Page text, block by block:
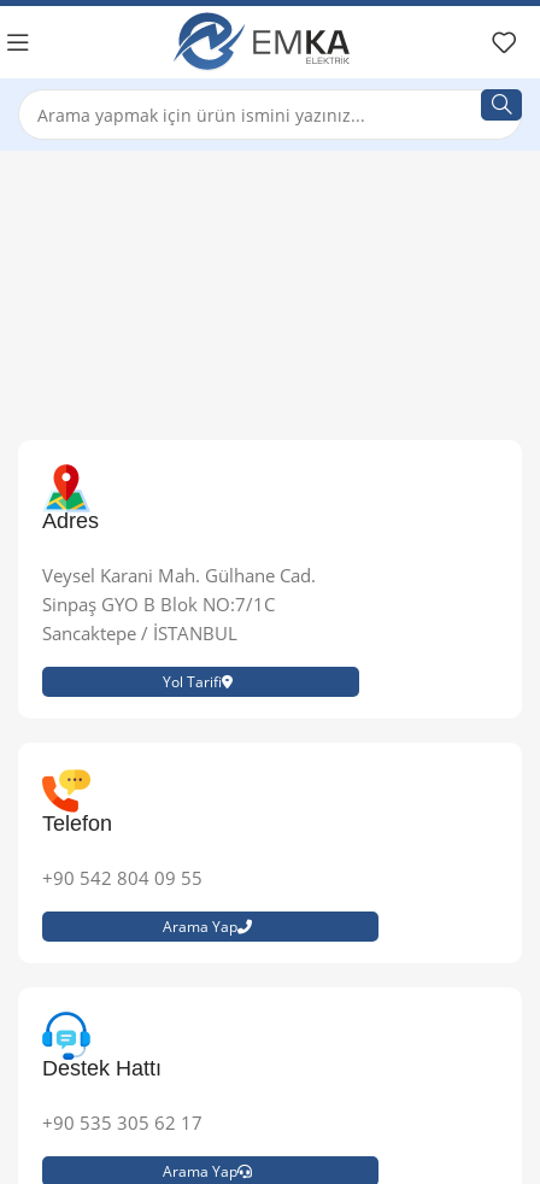
Adres
Veysel Karani Mah. Gülhane Cad.
Sinpaş GYO B Blok NO:7/1C
Sancaktepe / İSTANBUL
Yol Tarifi
Telefon
+90 542 804 09 55
Arama Yap
Destek Hattı
+90 535 305 62 17
Arama Yap